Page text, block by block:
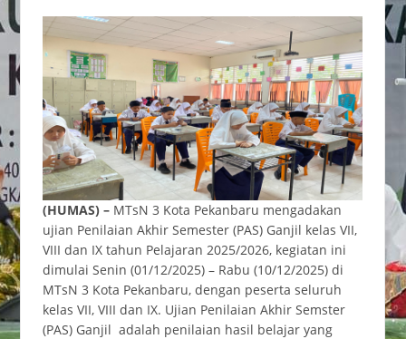
(HUMAS) –MTsN 3 Kota Pekanbaru mengadakan
ujian Penilaian Akhir Semester (PAS) Ganjil kelas VII,
VIII dan IX tahun Pelajaran 2025/2026, kegiatan ini
dimulai Senin (01/12/2025) – Rabu (10/12/2025) di
MTsN 3 Kota Pekanbaru, dengan peserta seluruh
kelas VII, VIII dan IX. Ujian Penilaian Akhir Semster
(PAS) Ganjil adalah penilaian hasil belajar yang